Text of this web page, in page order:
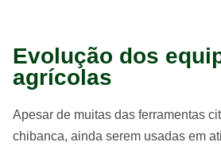
Evolução dos
agrícolas
Apesar de muitas das ferramentas
chibanca, ainda serem usadas em